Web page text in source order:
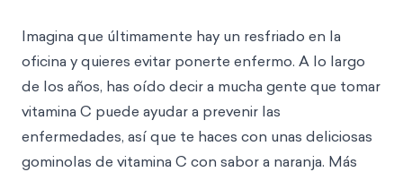
Imagina que últimamente hay un resfriado en la
oficina y quieres evitar ponerte enfermo. A lo largo
de los años, has oído decir a mucha gente que tomar
vitamina C puede ayudar a prevenir las
enfermedades, así que te haces con unas deliciosas
gominolas de vitamina C con sabor a naranja. Más